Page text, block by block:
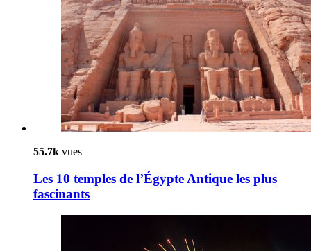
55.7k vues
Les 10 temples de l’Égypte Antique les plus
fascinants